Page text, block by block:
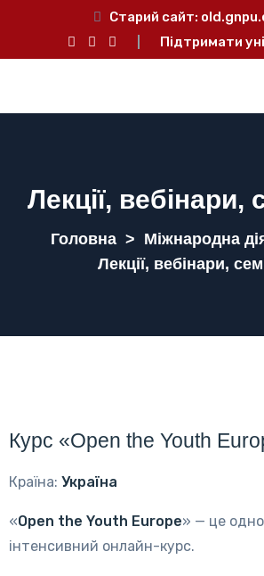
Старий сайт:
Підтримати
Лекції, вебінари,
Головна > Міжнародна
Лекції, вебінари,
Курс «Open the Youth
Країна: Україна
«Open the Youth Europe» — це
інтенсивний онлайн-курс.